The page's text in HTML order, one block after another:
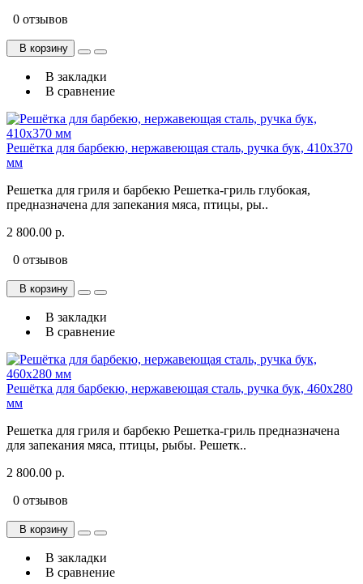
0 отзывов
В корзину
В закладки
В сравнение
Решётка для барбекю, нержавеющая сталь, ручка бук, 410х370
мм
Решетка для гриля и барбекю Решетка-гриль глубокая,
предназначена для запекания мяса, птицы, ры..
2 800.00 р.
0 отзывов
В корзину
В закладки
В сравнение
Решётка для барбекю, нержавеющая сталь, ручка бук, 460х280
мм
Решетка для гриля и барбекю Решетка-гриль предназначена
для запекания мяса, птицы, рыбы. Решетк..
2 800.00 р.
0 отзывов
В корзину
В закладки
В сравнение